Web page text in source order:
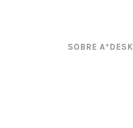
SOBRE A*DESK